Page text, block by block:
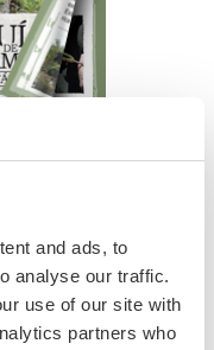
and ads, to
analyse our traffic.
use of our site with
partners who
de audio
del